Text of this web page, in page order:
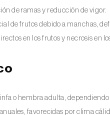
de ramas y reducción de vigor.
de frutos debido a manchas,
en los frutos y necrosis en
o hembra adulta, dependiendo
favorecidas por clima